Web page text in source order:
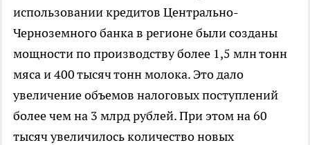
использовании кредитов Центрально-
Черноземного банка в регионе были созданы
мощности по производству более 1,5 млн тонн
мяса и 400 тысяч тонн молока. Это дало
увеличение объемов налоговых поступлений
более чем на 3 млрд рублей. При этом на 60
тысяч увеличилось количество новых